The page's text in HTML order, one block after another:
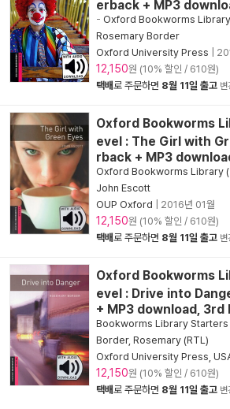
erback + MP3
- Oxford Bookworms
Rosemary Border
Oxford University Press
12,150원 (10% 할인 / 610원)
택배로 주문하면 8월 11일 출고 변
Oxford Bookworms
evel : The Girl with
rback + MP3
Oxford Bookworms Library
John Escott
OUP Oxford
2016년 01월
12,150원 (10% 할인 / 610원)
택배로 주문하면 8월 11일 출고 변
Oxford Bookworms
evel : Drive into
+ MP3 download, 3rd
Bookworms Library Starters
Border, Rosemary (RTL)
Oxford University Press,
12,150원 (10% 할인 / 610원)
택배로 주문하면 8월 11일 출고 변